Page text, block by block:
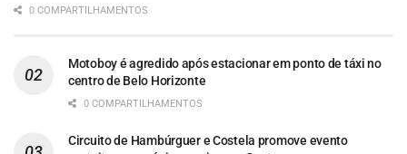
0 COMPARTILHAMENTOS
Motoboy é agredido após estacionar em ponto de táxi no
centro de Belo Horizonte
0 COMPARTILHAMENTOS
Circuito de Hambúrguer e Costela promove evento